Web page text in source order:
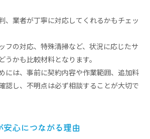
、業者が丁寧に対応してくれるかもチェッ
フの対応、特殊清掃など、状況に応じたサ
うかも比較材料となります。
には、事前に契約内容や作業範囲、追加料
認し、不明点は必ず相談することが大切で
心につながる理由